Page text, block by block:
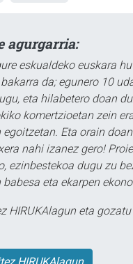
agurgarria:
eskualdeko euskara
da; egunero 10
eta hilabetero doan
komertzioetan zein
egoitzetan. Eta orain
nahi izanez gero!
ezinbestekoa dugu zu
babesa eta ekarpen
HIRUKAlagun eta